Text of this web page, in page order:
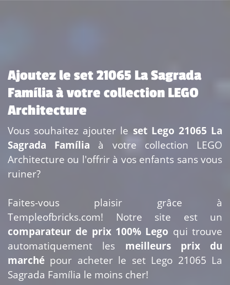
Ajoutez le set 21065 La Sagrada
Família à votre collection LEGO
Architecture
Vous souhaitez ajouter le set Lego 21065 La
Sagrada Família à votre collection LEGO
Architecture ou l'offrir à vos enfants sans vous
ruiner?
Faites-vous plaisir grâce à
Templeofbricks.com! Notre site est un
comparateur de prix 100% Lego qui trouve
automatiquement les meilleurs prix du
marché pour acheter le set Lego 21065 La
Sagrada Família le moins cher!